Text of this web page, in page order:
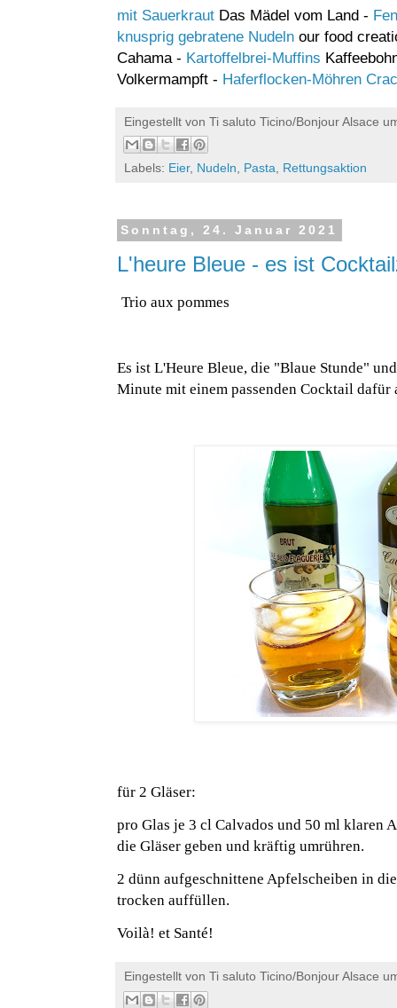
mit Sauerkraut Das Mädel vom Land -
knusprig gebratene Nudeln our food
Cahama - Kartoffelbrei-Muffins
Volkermampft - Haferflocken-Möhren
Eingestellt von Ti saluto Ticino/Bonjour Alsace
Labels: Eier, Nudeln, Pasta, Rettungsaktion
Sonntag, 24. Januar 2021
L'heure Bleue - es ist
Trio aux pommes
Es ist L'Heure Bleue, die "Blaue Stunde"
Minute mit einem passenden Cocktail dafür
für 2 Gläser:
pro Glas je 3 cl Calvados und 50 ml klaren
die Gläser geben und kräftig umrühren.
2 dünn aufgeschnittene Apfelscheiben in
trocken auffüllen.
Voilà! et Santé!
Eingestellt von Ti saluto Ticino/Bonjour Alsace